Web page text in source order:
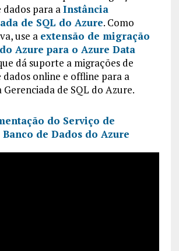
dados para aInstância
de SQL do Azure. Como
use a extensão de migração
Azure para o Azure Data
dá suporte a migrações de
dados online e offline para a
de SQL do Azure.
do Serviço de
de Dados do Azure